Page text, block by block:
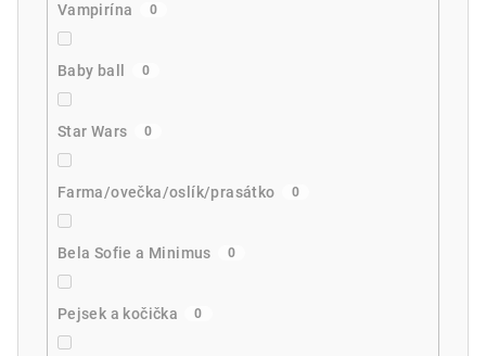
Vampirína 0
Baby ball 0
Star Wars 0
Farma/ovečka/oslík/prasátko 0
Bela Sofie a Minimus 0
Pejsek a kočička 0